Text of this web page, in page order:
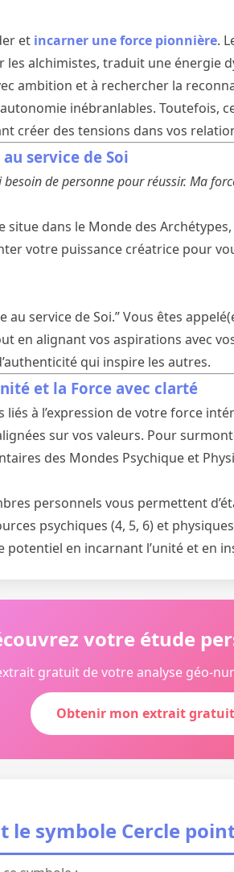
et incarner une force pionnière.
les alchimistes, traduit une énergie
ambition et à rechercher la
inébranlables. Toutefois,
créer des tensions dans vos
au service de Soi
besoin de personne pour réussir. Ma
situe dans le Monde des
votre puissance créatrice pour
au service de Soi.” Vous êtes
en alignant vos aspirations avec
qui inspire les autres.
et la Force avec clarté
liés à l’expression de votre force
sur vos valeurs. Pour
des Mondes Psychique et
personnels vous permettent
psychiques (4, 5, 6) et
en incarnant l’unité et en
votre étude
gratuit de votre analyse géo-
Obtenir mon extrait gratuit
le symbole Cercle